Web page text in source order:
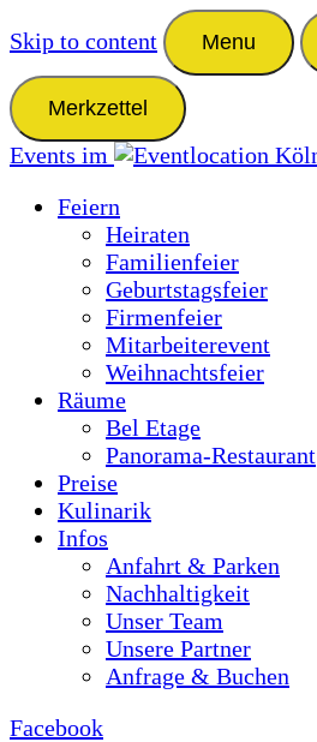
Skip to content Menu
Merkzettel
Events im
Feiern
Heiraten
Familienfeier
Geburtstagsfeier
Firmenfeier
Mitarbeiterevent
Weihnachtsfeier
Räume
Bel Etage
Panorama-Restaurant
Preise
Kulinarik
Infos
Anfahrt & Parken
Nachhaltigkeit
Unser Team
Unsere Partner
Anfrage & Buchen
Facebook